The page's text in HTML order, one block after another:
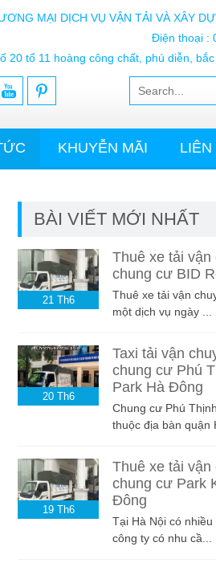
MẠI DỊCH VỤ VẬN TẢI VÀ XÂY
Điện thoại :
20 tổ 11 hoàng công chất, phú diễn,
KHUYỄN MÃI LIÊN
BÀI VIẾT MỚI NHẤT
21 Th6
Thuê xe tải vận
chung cư BID
Thuê xe tải vận
một dịch vụ ngày ...
20 Th6
Taxi tải vận
chung cư Phú
Park Hà Đông
Chung cư Phú
thuộc địa bàn quận
19 Th6
Thuê xe tải vận
chung cư Park
Đông
Tại Hà Nội có
công ty có nhu cầ...